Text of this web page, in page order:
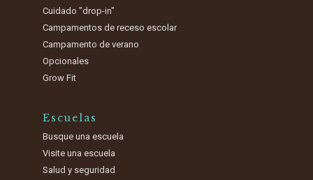
Cuidado "drop-in"
Campamentos de receso escolar
Campamento de verano
Opcionales
Grow Fit
Escuelas
Busque una escuela
Visite una escuela
Salud y seguridad